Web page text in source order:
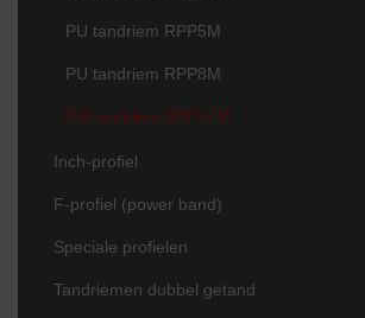
PU tandriem RPP5M
PU tandriem RPP8M
PU tandriem RPP14M
Inch-profiel
F-profiel (power band)
Speciale profielen
Tandriemen dubbel getand